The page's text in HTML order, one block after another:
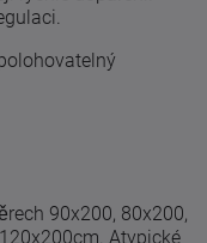
90x200, 80x200,
Atypické